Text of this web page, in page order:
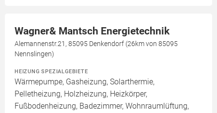
Wagner& Mantsch Energietechnik
Alemannenstr.21, 85095 Denkendorf (26km von 85095
Nennslingen)
HEIZUNG SPEZIALGEBIETE
Wärmepumpe, Gasheizung, Solarthermie,
Pelletheizung, Holzheizung, Heizkörper,
Fußbodenheizung, Badezimmer, Wohnraumlüftung,